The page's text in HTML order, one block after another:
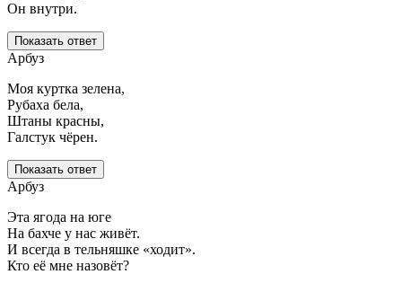
Он внутри.
Показать ответ
Арбуз
Моя куртка зелена,
Рубаха бела,
Штаны красны,
Галстук чёрен.
Показать ответ
Арбуз
Эта ягода на юге
На бахче у нас живёт.
И всегда в тельняшке «ходит».
Кто её мне назовёт?